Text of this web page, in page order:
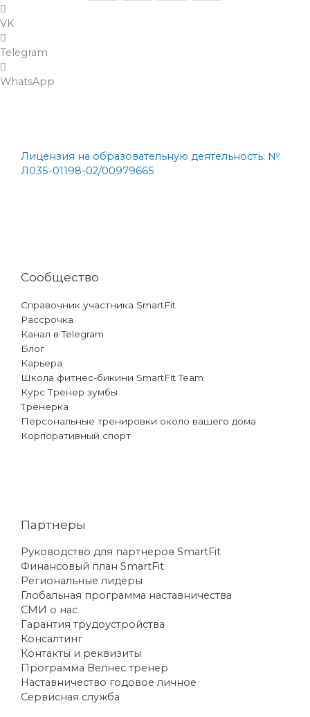
VK
Telegram
WhatsApp
Лицензия на образовательную деятельность: №
Л035-01198-02/00979665
Сообщество
Справочник участника SmartFit
Рассрочка
Канал в Telegram
Блог
Карьера
Школа фитнес-бикини SmartFit Team
Курс Тренер зумбы
Тренерка
Персональные тренировки около вашего дома
Корпоративный спорт
Партнеры
Руководство для партнеров SmartFit
Финансовый план SmartFit
Региональные лидеры
Глобальная программа наставничества
СМИ о нас
Гарантия трудоустройства
Консалтинг
Контакты и реквизиты
Программа Велнес тренер
Наставничество годовое личное
Сервисная служба